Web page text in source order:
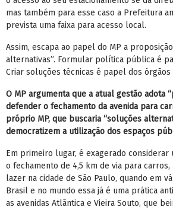
mas também para esse caso a Prefeitura
prevista uma faixa para acesso local.
Assim, escapa ao papel do MP a
alternativas”. Formular política pública é
Criar soluções técnicas é papel dos
O MP argumenta que a atual gestão adota
defender o fechamento da avenida para
próprio MP, que buscaria “soluções
democratizem a utilização dos espaços
Em primeiro lugar, é exagerado considerar
o fechamento de 4,5 km de via para
lazer na cidade de São Paulo, quando em
Brasil e no mundo essa já é uma prática
as avenidas Atlântica e Vieira Souto, que